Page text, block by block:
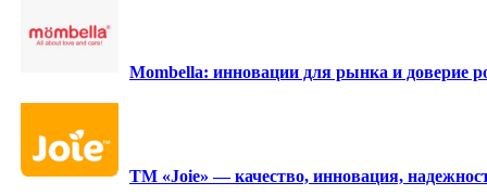
Mombella: инновации для рынка и доверие
ТМ «Joie» — качество, инновация,